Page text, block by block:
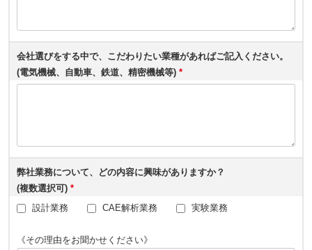
会社選びをする中で、こだわりたい業種があればご記入ください。
(電気機械、自動車、鉄道、精密機械等) *
弊社業務について、どの内容に興味がありますか？
(複数選択可) *
設計業務
CAE解析業務 実験業務
《その理由をお聞かせください》